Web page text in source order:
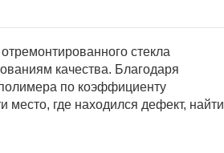
стекла
качества. Благодаря
по коэффициенту
место, где находился дефект, найти